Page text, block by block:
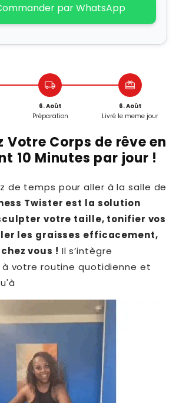
par WhatsApp
local_shipping
6. Août
Préparation
redeem
6. Août
Livré le meme jour
Votre Corps de rêve en
10 Minutes par jour !
de temps pour aller à la salle de
Twister est la solution
votre taille, tonifier vos
les graisses efficacement,
vous ! Il s’intègre
votre routine quotidienne et